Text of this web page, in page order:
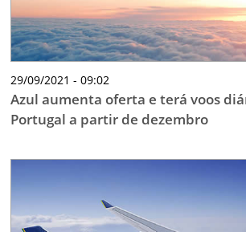
29/09/2021 - 09:02
Azul aumenta oferta e terá voos
Portugal a partir de dezembro